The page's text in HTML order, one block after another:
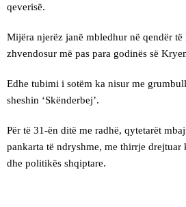
qeverisë.
Mijëra njerëz janë mbledhur në qendër të
zhvendosur më pas para godinës së
Edhe tubimi i sotëm ka nisur me
sheshin ‘Skënderbej’.
Për të 31-ën ditë me radhë, qytetarët
pankarta të ndryshme, me thirrje
dhe politikës shqiptare.